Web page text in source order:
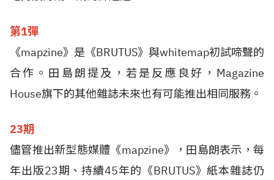
第1彈
《mapzine》是《BRUTUS》與whitemap初試啼聲的
合作。田島朗提及，若是反應良好， Magazine
House旗下的其他雜誌未來也有可能推出相同服務。
23期
儘管推出新型態媒體《mapzine》，田島朗表示，每
年出版23期、持續45年的《BRUTUS》紙本雜誌仍